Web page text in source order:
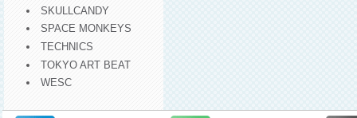
SKULLCANDY
SPACE MONKEYS
TECHNICS
TOKYO ART BEAT
WESC